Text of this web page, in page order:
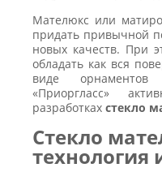
Мателюкс или
придать привычной
новых качеств. При
обладать как вся
виде
«Приоргласс»
разработках стекло
Стекло
технология